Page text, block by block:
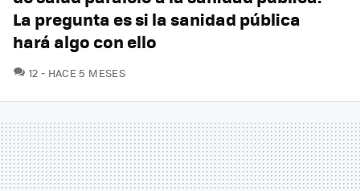
La pregunta es si la sanidad pública
hará algo con ello
12 COMENTARIOS
HACE 5 MESES